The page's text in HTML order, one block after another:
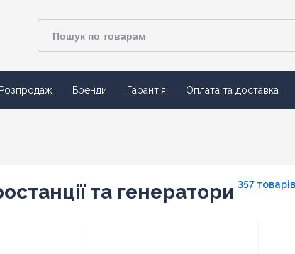
Розпродаж Бренди Гарантія Оплата та доставка
та генератори 357 товарів